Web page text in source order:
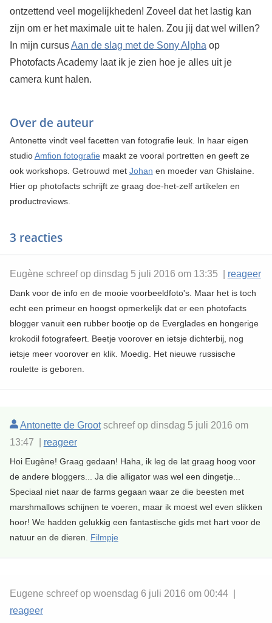
ontzettend veel mogelijkheden! Zoveel dat het lastig kan
zijn om er het maximale uit te halen. Zou jij dat wel willen?
In mijn cursusAan de slag met de Sony Alpha op
Photofacts Academy laat ik je zien hoe je alles uit je
camera kunt halen.
Over de auteur
Antonette vindt veel facetten van fotografie leuk. In haar eigen
studioAmfion fotografie maakt ze vooral portretten en geeft ze
ook workshops. Getrouwd met Johan en moeder van Ghislaine.
Hier op photofacts schrijft ze graag doe-het-zelf artikelen en
productreviews.
3 reacties
Eugène schreef op dinsdag 5 juli 2016 om 13:35 | reageer
Dank voor de info en de mooie voorbeeldfoto's. Maar het is toch
echt een primeur en hoogst opmerkelijk dat er een photofacts
blogger vanuit een rubber bootje op de Everglades en hongerige
krokodil fotografeert. Beetje voorover en ietsje dichterbij, nog
ietsje meer voorover en klik. Moedig. Het nieuwe russische
roulette is geboren.
Antonette de Grootschreef op dinsdag 5 juli 2016 om
13:47 | reageer
Hoi Eugène! Graag gedaan! Haha, ik leg de lat graag hoog voor
de andere bloggers... Ja die alligator was wel een dingetje...
Speciaal niet naar de farms gegaan waar ze die beesten met
marshmallows schijnen te voeren, maar ik moest wel even slikken
hoor! We hadden gelukkig een fantastische gids met hart voor de
natuur en de dieren. Filmpje
Eugene schreef op woensdag 6 juli 2016 om 00:44 |
reageer